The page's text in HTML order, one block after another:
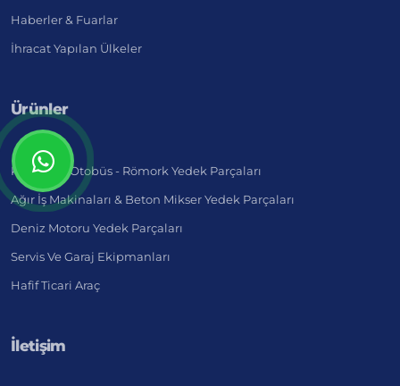
Haberler & Fuarlar
İhracat Yapılan Ülkeler
Ürünler
Kamyon - Otobüs - Römork Yedek Parçaları
Ağır İş Makinaları & Beton Mikser Yedek Parçaları
Deniz Motoru Yedek Parçaları
Servis Ve Garaj Ekipmanları
Hafif Ticari Araç
İletişim